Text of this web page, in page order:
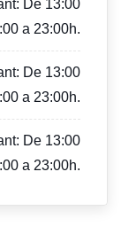
De 13:00
a 23:00h.
De 13:00
a 23:00h.
De 13:00
a 23:00h.